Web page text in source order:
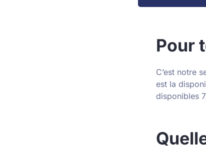
Pour
C’est notre
est la
disponibles